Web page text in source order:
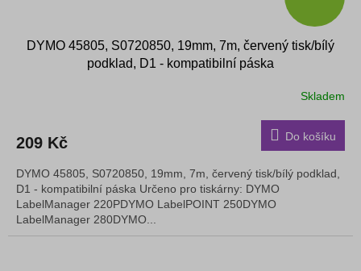
DYMO 45805, S0720850, 19mm, 7m, červený tisk/bílý
podklad, D1 - kompatibilní páska
Skladem
209 Kč Do košíku
DYMO 45805, S0720850, 19mm, 7m, červený tisk/bílý podklad,
D1 - kompatibilní páska Určeno pro tiskárny: DYMO
LabelManager 220PDYMO LabelPOINT 250DYMO
LabelManager 280DYMO...